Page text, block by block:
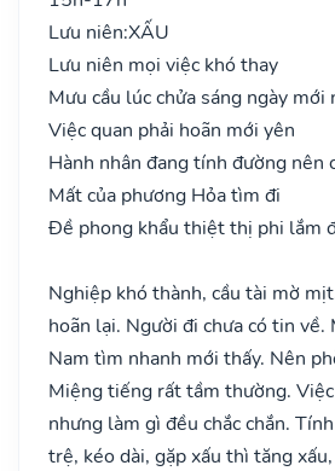
Lưu niên:XẤU
Lưu niên mọi việc khó thay
Mưu cầu lúc chửa sáng ngày mới
Việc quan phải hoãn mới yên
Hành nhân đang tính đường nên
Mất của phương Hỏa tìm đi
Đề phong khẩu thiệt thị phi lắm
Nghiệp khó thành, cầu tài mờ
hoãn lại. Người đi chưa có tin về.
Nam tìm nhanh mới thấy. Nên
Miệng tiếng rất tầm thường.
nhưng làm gì đều chắc chắn.
trệ, kéo dài, gặp xấu thì tăng